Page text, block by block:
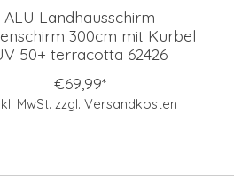
ALU Landhausschirm
300cm mit Kurbel
50+ terracotta 62426
€69,99*
MwSt. zzgl. Versandkosten